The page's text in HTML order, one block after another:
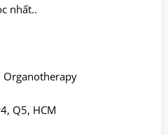
nhất..
Organotherapy
Q5, HCM